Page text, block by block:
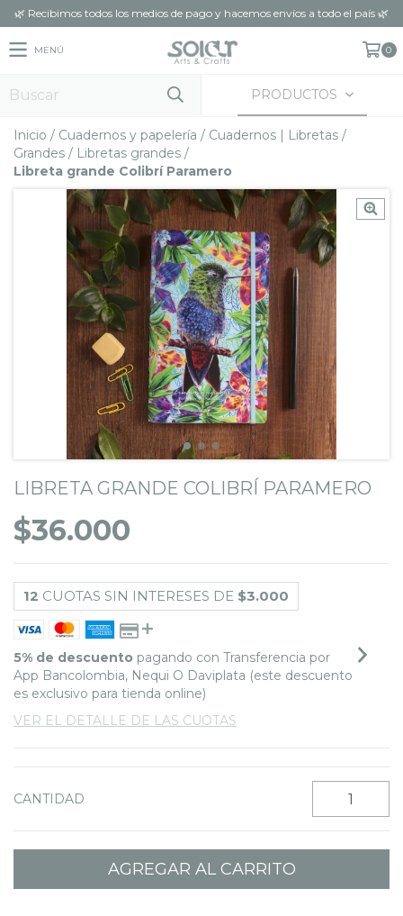
🌿 Recibimos todos los medios de pago y hacemos envíos a todo el país 🌿
MENÚ 0
PRODUCTOS
Inicio / Cuadernos y papelería / Cuadernos | Libretas /
Grandes / Libretas grandes /
Libreta grande Colibrí Paramero
LIBRETA GRANDE COLIBRÍ PARAMERO
$36.000
12 CUOTAS SIN INTERESES DE $3.000
5% de descuento pagando con Transferencia por
App Bancolombia, Nequi O Daviplata (este descuento
es exclusivo para tienda online)
VER EL DETALLE DE LAS CUOTAS
CANTIDAD